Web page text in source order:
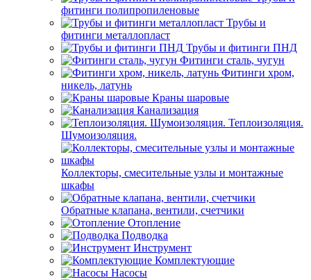
фитинги полипропиленовые
Трубы и
фитинги металлопласт
Трубы и фитинги ПНД
Фитинги сталь, чугун
Фитинги хром,
никель, латунь
Краны шаровые
Канализация
Теплоизоляция.
Шумоизоляция.
Коллекторы, смесительные узлы и монтажные
шкафы
Обратные клапана, вентили, счетчики
Отопление
Подводка
Инструмент
Комплектующие
Насосы